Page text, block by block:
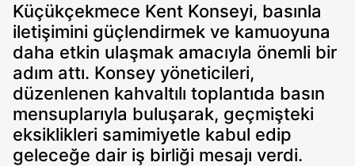
Küçükçekmece Kent Konseyi, basınla
iletişimini güçlendirmek ve kamuoyuna
daha etkin ulaşmak amacıyla önemli bir
adım attı. Konsey yöneticileri,
düzenlenen kahvaltılı toplantıda basın
mensuplarıyla buluşarak, geçmişteki
eksiklikleri samimiyetle kabul edip
geleceğe dair iş birliği mesajı verdi.